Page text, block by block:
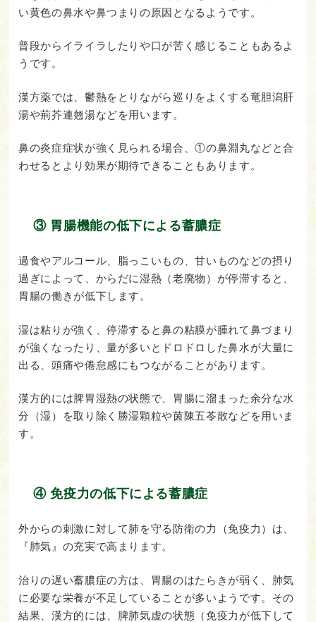
い黄色の鼻水や鼻つまりの原因となるようです。
普段からイライラしたりや口が苦く感じることもあるよ
うです。
漢方薬では、鬱熱をとりながら巡りをよくする竜胆潟肝
湯や荊芥連翹湯などを用います。
鼻の炎症症状が強く見られる場合、①の鼻淵丸などと合
わせるとより効果が期待できることもあります。
③ 胃腸機能の低下による蓄膿症
過食やアルコール、脂っこいもの、甘いものなどの摂り
過ぎによって、からだに湿熱（老廃物）が停滞すると、
胃腸の働きが低下します。
湿は粘りが強く、停滞すると鼻の粘膜が腫れて鼻づまり
が強くなったり、量が多いとドロドロした鼻水が大量に
出る、頭痛や倦怠感にもつながることがあります。
漢方的には脾胃湿熱の状態で、胃腸に溜まった余分な水
分（湿）を取り除く勝湿顆粒や茵陳五苓散などを用いま
す。
④ 免疫力の低下による蓄膿症
外からの刺激に対して肺を守る防衛の力（免疫力）は、
『肺気』の充実で高まります。
治りの遅い蓄膿症の方は、胃腸のはたらきが弱く、肺気
に必要な栄養が不足していることが多いようです。その
結果、漢方的には、脾肺気虚の状態（免疫力が低下して